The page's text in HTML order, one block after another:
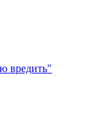
вредить"